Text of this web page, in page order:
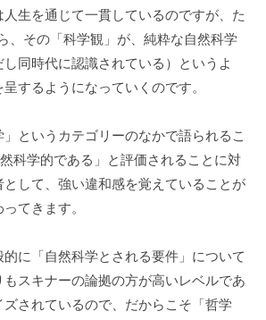
生を通じて一貫しているのですが、た
、その「科学観」が、純粋な自然科学
同時代に認識されている）というよ
するようになっていくのです。
というカテゴリーのなかで語られるこ
科学的である」と評価されることに対
として、強い違和感を覚えていることが
てきます。
に「自然科学とされる要件」について
スキナーの論拠の方が高いレベルであ
ズされているので、だからこそ「哲学